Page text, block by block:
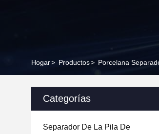
Hogar> Productos> Porcelana
Categorías
Separador De La Pila De